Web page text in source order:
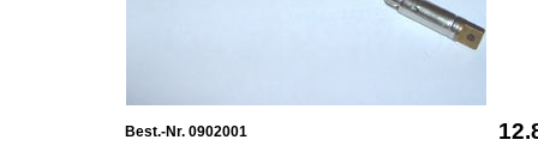
Best.-Nr. 0902001